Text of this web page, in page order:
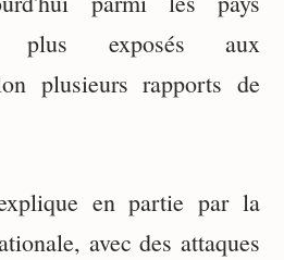
plus exposés aux
plusieurs rapports de
en partie par la
avec des attaques